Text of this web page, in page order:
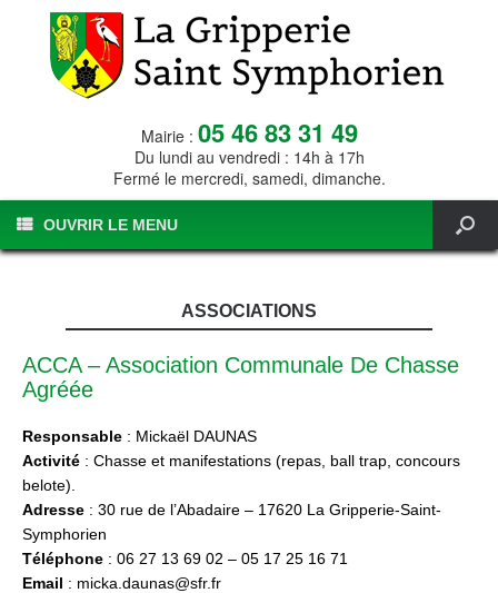
Mairie : 05 46 83 31 49
Du lundi au vendredi : 14h à 17h
Fermé le mercredi, samedi, dimanche.
OUVRIR LE MENU
ASSOCIATIONS
ACCA – Association Communale De Chasse
Agréée
Responsable : Mickaël DAUNAS
Activité : Chasse et manifestations (repas, ball trap, concours
belote).
Adresse : 30 rue de l’Abadaire – 17620 La Gripperie-Saint-
Symphorien
Téléphone : 06 27 13 69 02 – 05 17 25 16 71
Email : micka.daunas@sfr.fr